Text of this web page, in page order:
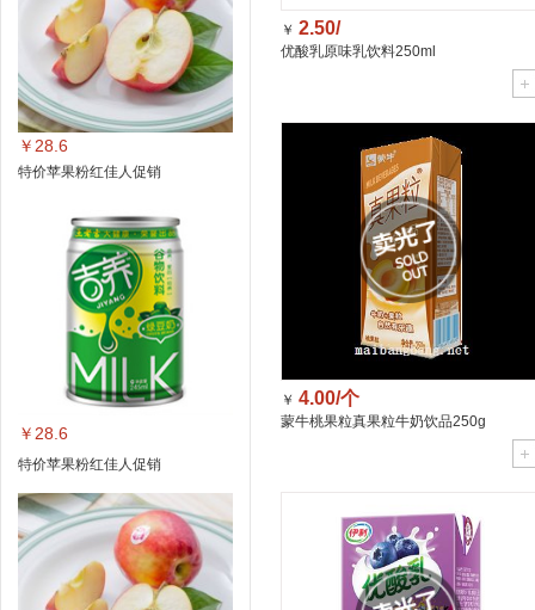
￥28.6
特价苹果粉红佳人促销
￥28.6
特价苹果粉红佳人促销
￥ 2.50/
优酸乳原味乳饮料250ml
￥ 4.00/个
蒙牛桃果粒真果粒牛奶饮品250g